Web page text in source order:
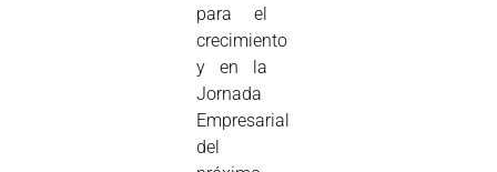
para el
crecimiento
y en la
Jornada
Empresarial
del